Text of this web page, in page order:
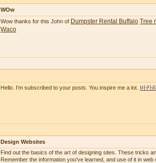
WOw
Wow thanks for this John of Dumpster Rental Buffalo Tree
Waco
Hello. I'm subscribed to your posts. You inspire me a lot. 바카
Design Websites
Find out the basics of the art of designing sites. These tricks
Remember the information you've learned, and use of it in